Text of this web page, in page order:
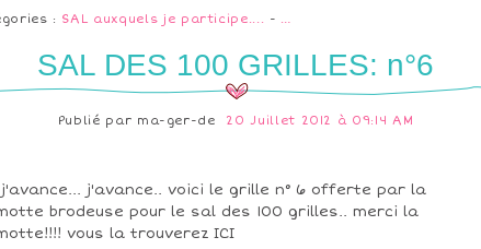
: SAL auxquels je participe.... - …
SAL DES 100 GRILLES: n°6
Publié par ma-ger-de 20 Juillet 2012 à 09:14 AM
j'avance.. voici le grille n° 6 offerte par la
brodeuse pour le sal des 100 grilles.. merci la
vous la trouverez ICI